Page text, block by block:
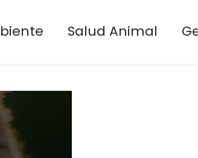
Salud Animal